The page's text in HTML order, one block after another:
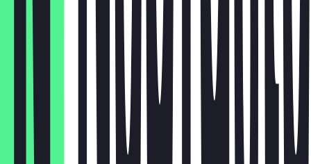
€ 12,90